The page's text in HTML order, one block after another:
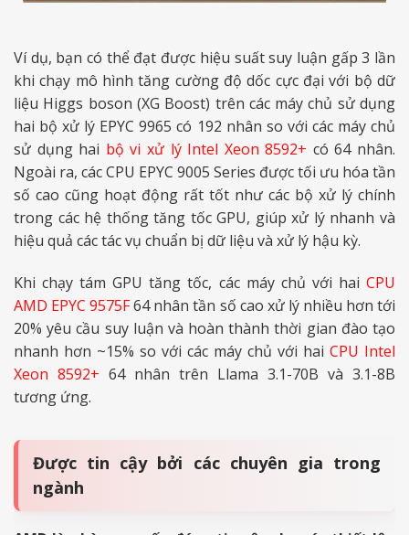
Ví dụ, bạn có thể đạt được hiệu suất suy luận gấp 3 lần
khi chạy mô hình tăng cường độ dốc cực đại với bộ dữ
liệu Higgs boson (XG Boost) trên các máy chủ sử dụng
hai bộ xử lý EPYC 9965 có 192 nhân so với các máy chủ
sử dụng hai bộ vi xử lý Intel Xeon 8592+ có 64 nhân.
Ngoài ra, các CPU EPYC 9005 Series được tối ưu hóa tần
số cao cũng hoạt động rất tốt như các bộ xử lý chính
trong các hệ thống tăng tốc GPU, giúp xử lý nhanh và
hiệu quả các tác vụ chuẩn bị dữ liệu và xử lý hậu kỳ.
Khi chạy tám GPU tăng tốc, các máy chủ với hai CPU
AMD EPYC 9575F64 nhân tần số cao xử lý nhiều hơn tới
20% yêu cầu suy luận và hoàn thành thời gian đào tạo
nhanh hơn ~15% so với các máy chủ với hai CPU Intel
Xeon 8592+ 64 nhân trên Llama 3.1-70B và 3.1-8B
tương ứng.
Được tin cậy bởi các chuyên gia trong
ngành